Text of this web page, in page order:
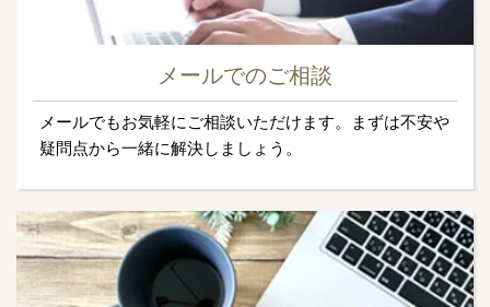
メールでのご相談
メールでもお気軽にご相談いただけます。まずは不安や
疑問点から一緒に解決しましょう。